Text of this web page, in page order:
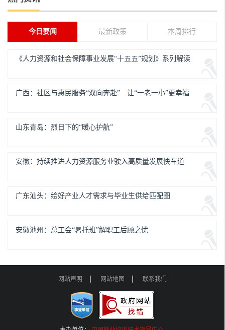
今日要闻 最新政策 本周排行
《人力资源和社会保障事业发展“十五五”规划》系列解读
广西：社区与惠民服务“双向奔赴” 让“一老一小”更幸福
山东青岛：烈日下的“暖心护航”
安徽：持续推进人力资源服务业驶入高质量发展快车道
广东汕头：绘好产业人才需求与毕业生供给匹配图
安徽池州：总工会“暑托班”解职工后顾之忧
网站声明 网站地图 联系我们